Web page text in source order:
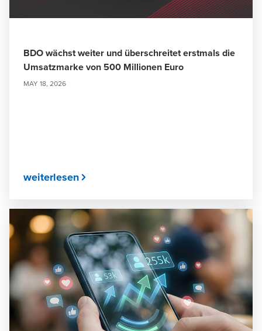
BDO wächst weiter und überschreitet erstmals die
Umsatzmarke von 500 Millionen Euro
MAY 18, 2026
weiterlesen